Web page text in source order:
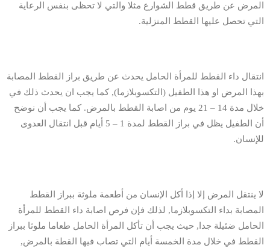
المرض عن طريق قطط الشوارع مثلا والتي لا تحظى بنفس الرعاية
التي تحصل عليها القطط المنزلية.
انتقال داء القطط للمرأة الحامل يحدث عن طريق براز القطط المصابة
بهذا المرض او هذا الطفيل (التكسوبلازما), كما يجب ان يحدث ذلك في
خلال مدة 14 – 21 يوم من اصابة القطط بالمرض. كما يجب أن نوضح
أن الطفيل يظل في براز القطط لمدة 1 – 5 أيام قبل انتقال العدوى
للإنسان.
لا ينتقل المرض إلا إذا أكل الإنسان من أطعمة ملوثة ببراز القطط
المصابة بداء التكسوبلازما, لذلك فإن فرص اصابة داء القطط للمرأة
الحامل ضئيلة جدا, حيث يجب أن تأكل المرأة الحامل طعاما ملوثا ببراز
القطط في خلال مدة الخمسة أيام التي تصاب فيها القطة بالمرض,